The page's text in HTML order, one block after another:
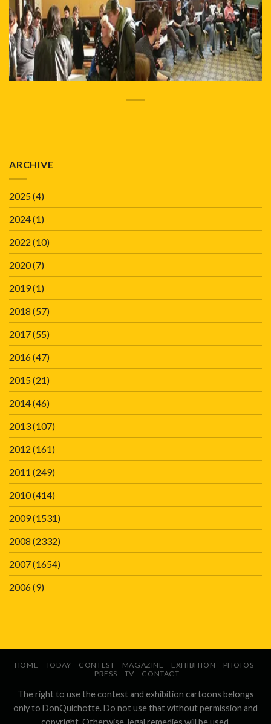
ARCHIVE
2025(4)
2024(1)
2022 (10)
2020(7)
2019(1)
2018 (57)
2017(55)
2016(47)
2015(21)
2014(46)
2013(107)
2012 (161)
2011 (249)
2010(414)
2009(1531)
2008 (2332)
2007(1654)
2006(9)
HOME TODAY CONTEST MAGAZINE EXHIBITION
PHOTOS
PRESS
TV CONTACT
The right to use the contest and exhibition cartoons belongs
only to DonQuichotte. Do not use that without permission and
copyright. Otherwise, legal remedies will be used.